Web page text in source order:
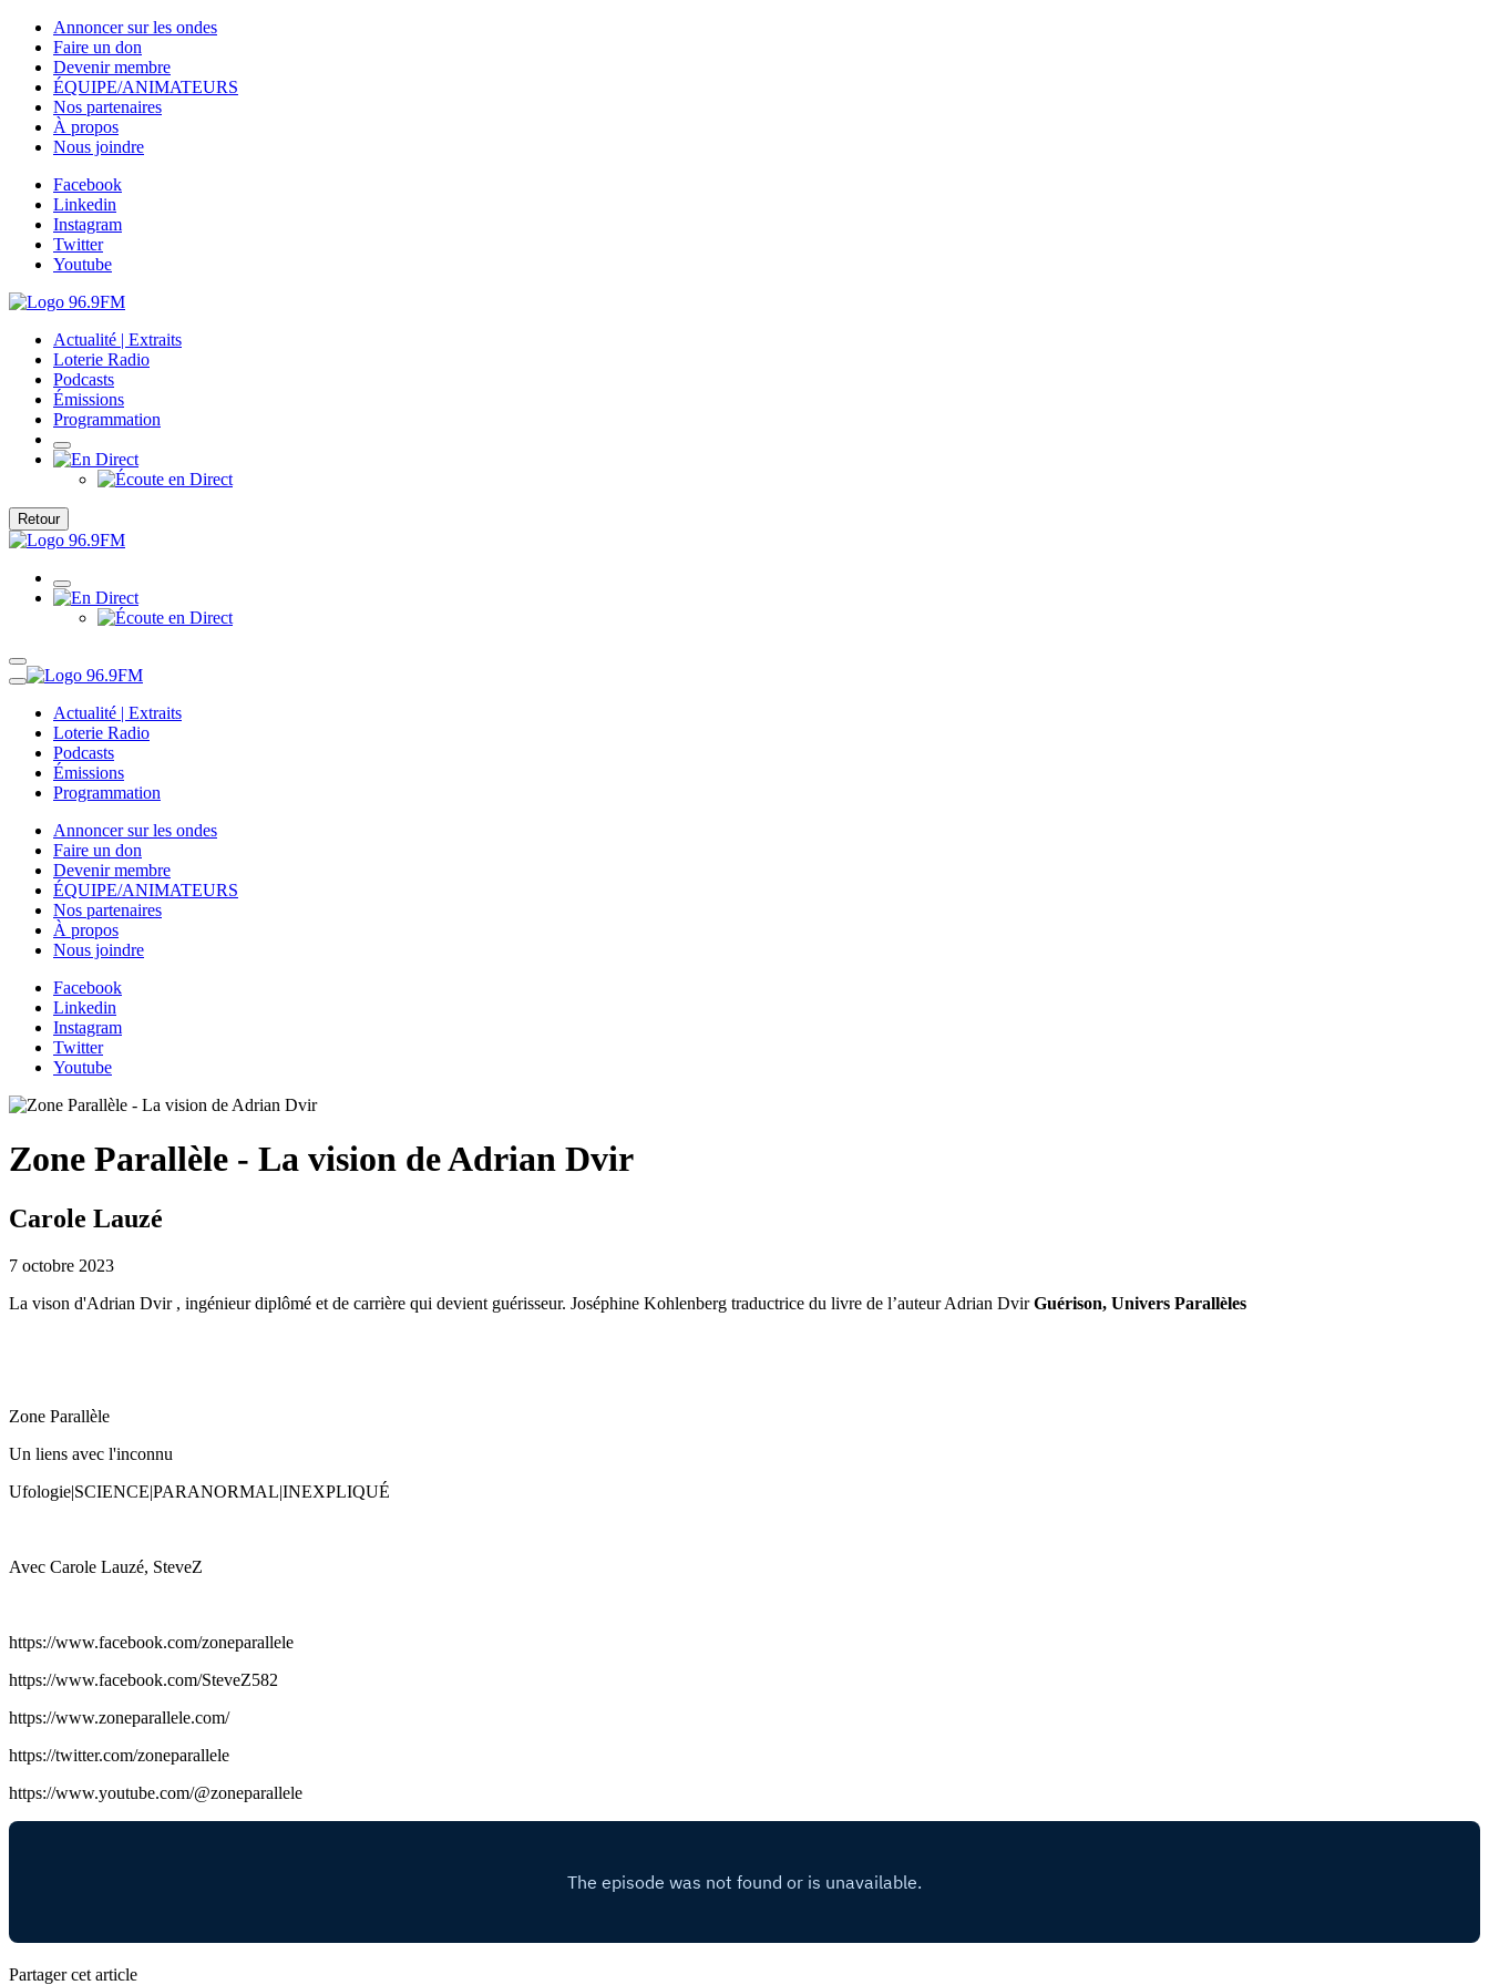
Annoncer sur les ondes
Faire un don
Devenir membre
ÉQUIPE/ANIMATEURS
Nos partenaires
À propos
Nous joindre
Facebook
Linkedin
Instagram
Twitter
Youtube
Actualité | Extraits
Loterie Radio
Podcasts
Émissions
Programmation
Retour
Actualité | Extraits
Loterie Radio
Podcasts
Émissions
Programmation
Annoncer sur les ondes
Faire un don
Devenir membre
ÉQUIPE/ANIMATEURS
Nos partenaires
À propos
Nous joindre
Facebook
Linkedin
Instagram
Twitter
Youtube
Zone Parallèle - La vision de Adrian Dvir
Carole Lauzé
7 octobre 2023
La vison d'Adrian Dvir , ingénieur diplômé et de carrière qui devient guérisseur. Joséphine Kohlenberg traductrice du livre de l’auteur Adrian DvirGuérison, Univers Parallèles
Zone Parallèle
Un liens avec l'inconnu
Ufologie|SCIENCE|PARANORMAL|INEXPLIQUÉ
Avec Carole Lauzé, SteveZ
https://www.facebook.com/zoneparallele
https://www.facebook.com/SteveZ582
https://www.zoneparallele.com/
https://twitter.com/zoneparallele
https://www.youtube.com/@zoneparallele
Partager cet article